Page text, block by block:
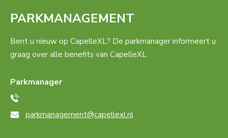
PARKMANAGEMENT
Bent u nieuw op CapelleXL? De parkmanager informeert u
graag over alle benefits van CapelleXL.
Parkmanager
parkmanagement@capellexl.nl